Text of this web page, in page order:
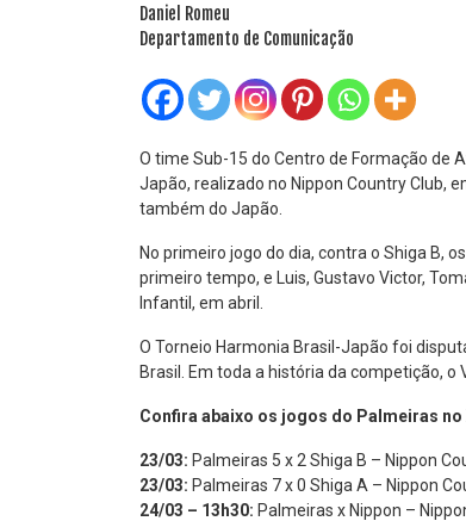
Daniel Romeu
Departamento de Comunicação
O time Sub-15 do Centro de Formação de
Japão, realizado no Nippon Country Club,
também do Japão.
No primeiro jogo do dia, contra o Shiga B,
primeiro tempo, e Luis, Gustavo Victor,
Infantil, em abril.
O Torneio Harmonia Brasil-Japão foi
Brasil. Em toda a história da competição,
Confira abaixo os jogos do Palmeiras
23/03: Palmeiras 5 x 2 Shiga B – Nippon
23/03: Palmeiras 7 x 0 Shiga A – Nippon
24/03 – 13h30: Palmeiras x Nippon –